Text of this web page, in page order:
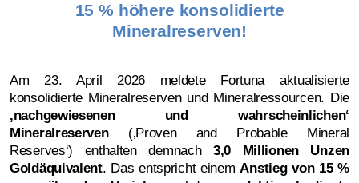
15 % höhere konsolidierte
Mineralreserven!
Am 23. April 2026 meldete Fortuna aktualisierte
konsolidierte Mineralreserven und Mineralressourcen. Die
‚nachgewiesenen und wahrscheinlichen‘
Mineralreserven(‚Proven and Probable Mineral
Reserves‘) enthalten demnach 3,0 Millionen Unzen
Goldäquivalent. Das entspricht einemAnstieg von 15 %